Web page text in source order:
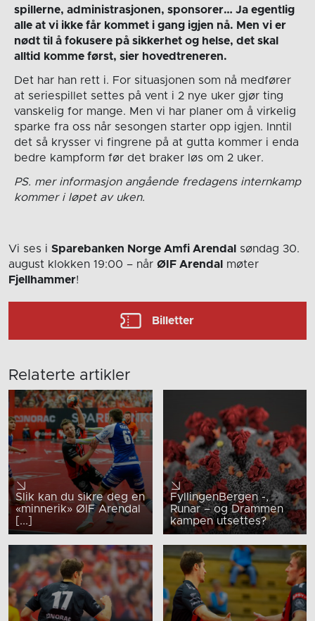
spillerne, administrasjonen, sponsorer… Ja egentlig
alle at vi ikke får kommet i gang igjen nå. Men vi er
nødt til å fokusere på sikkerhet og helse, det skal
alltid komme først, sier hovedtreneren.
Det har han rett i. For situasjonen som nå medfører
at seriespillet settes på vent i 2 nye uker gjør ting
vanskelig for mange. Men vi har planer om å virkelig
sparke fra oss når sesongen starter opp igjen. Inntil
det så krysser vi fingrene på at gutta kommer i enda
bedre kampform før det braker løs om 2 uker.
PS. mer informasjon angående fredagens internkamp
kommer i løpet av uken.
Vi ses i Sparebanken Norge Amfi Arendal
søndag 30.
august klokken 19:00 – når ØIF Arendal
møter
Fjellhammer!
Billetter
Relaterte artikler
Slik kan du sikre deg en
«minnerik» ØIF Arendal
[...]
FyllingenBergen -,
Runar – og Drammen
kampen utsettes?